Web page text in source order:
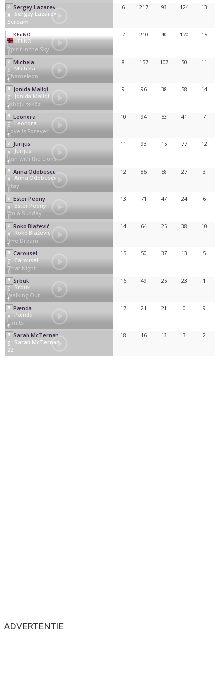
Sergey Lazarev
Scream
6 217 93 124 13
KEiiNO
Spirit in the Sky
7 210 40 170 15
Michela
Chameleon
8 157 107 50 11
Jonida Maliqi
Ktheju tokës
9 96 38 58 14
Leonora
Love is Forever
10 94 53 41 7
Jurijus
Run with the Lions
11 93 16 77 12
Anna Odobescu
Stay
12 85 58 27 3
Ester Peony
On a Sunday
13 71 47 24 6
Roko Blažević
The Dream
14 64 26 38 10
Carousel
That Night
15 50 37 13 5
Srbuk
Walking Out
16 49 26 23 1
Pænda
Limits
17 21 21 0 9
Sarah McTernan
22
18 16 13 3 2
ADVERTENTIE